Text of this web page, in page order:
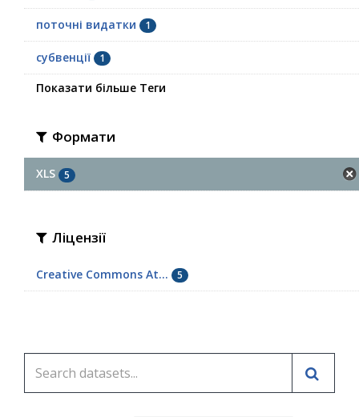
поточні видатки 1
субвенції 1
Показати більше Теги
Формати
XLS 5
Ліцензії
Creative Commons At... 5